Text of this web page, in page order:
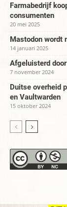
Farmabedrijf
consumenten
20 mei 2025
Mastodon wordt
14 januari 2025
Afgeluisterd
7 november 2024
Duitse overheid
en Vaultwarden
15 oktober 2024